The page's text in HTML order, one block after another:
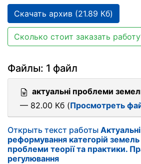
Скачать архив (21.89 Кб)
Сколько стоит заказать
Файлы: 1 файл
актуальні проблеми
— 82.00 Кб (Просмотреть
Открыть текст работы
реформування категорій земель
проблеми теорії та практики.
регулювання